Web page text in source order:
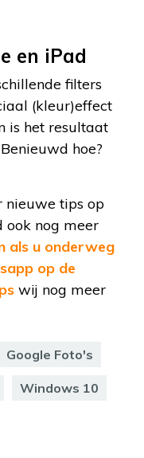
en iPad
filters
(kleur)effect
is het resultaat
hoe?
nieuwe tips op
ook nog meer
als u onderweg
op de
wij nog meer
Google Foto's
Windows 10